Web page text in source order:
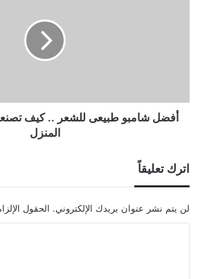
أفضل شامبو طبيعى للشعر .. كيف
المنزل
اترك تعليقاً
لن يتم نشر عنوان بريدك الإلكتروني. الحقول